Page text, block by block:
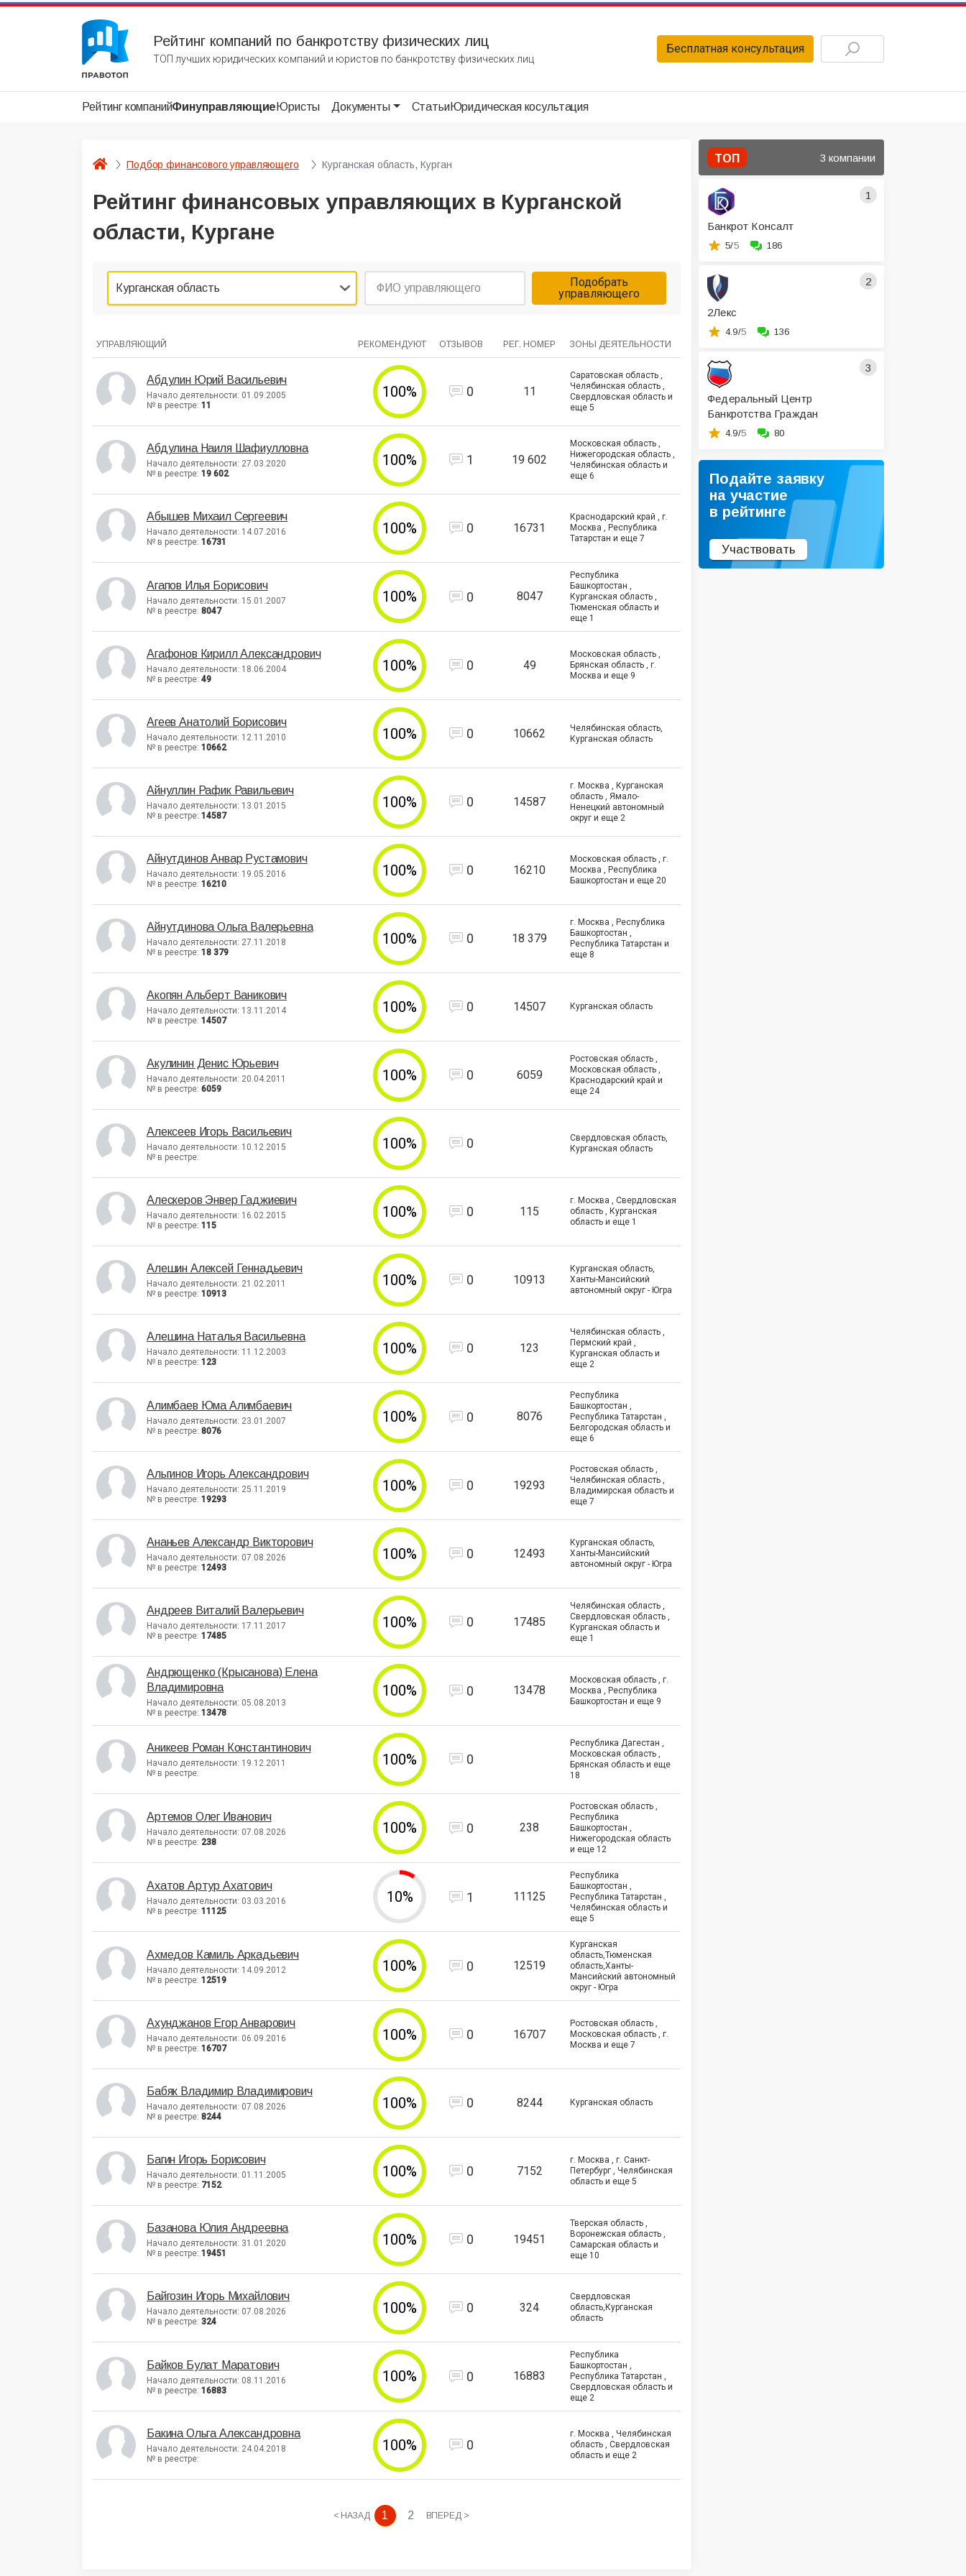
Рейтинг компаний по банкротству физических лиц
ТОП лучших юридических компаний и юристов по банкротству физических лиц
Бесплатная консультация
Рейтинг компанийФинуправляющие Юристы Документы СтатьиЮридическая косультация
Подбор финансового управляющего Курганская область, Курган
Рейтинг финансовых управляющих в Курганской
области, Кургане
Курганская область
Подобрать
управляющего
УПРАВЛЯЮЩИЙ РЕКОМЕНДУЮТ ОТЗЫВОВ РЕГ. НОМЕР ЗОНЫ ДЕЯТЕЛЬНОСТИ
Абдулин Юрий Васильевич
Начало деятельности: 01.09.2005
№ в реестре: 11
100% 0 11
Саратовская область ,
Челябинская область ,
Свердловская область и
еще 5
Абдулина Наиля Шафиулловна
Начало деятельности: 27.03.2020
№ в реестре: 19 602
100% 1 19 602
Московская область ,
Нижегородская область ,
Челябинская область и
еще 6
Абышев Михаил Сергеевич
Начало деятельности: 14.07.2016
№ в реестре: 16731
100% 0 16731
Краснодарский край , г.
Москва , Республика
Татарстан и еще 7
Агапов Илья Борисович
Начало деятельности: 15.01.2007
№ в реестре: 8047
100% 0 8047
Республика
Башкортостан ,
Курганская область ,
Тюменская область и
еще 1
Агафонов Кирилл Александрович
Начало деятельности: 18.06.2004
№ в реестре: 49
100% 0 49
Московская область ,
Брянская область , г.
Москва и еще 9
Агеев Анатолий Борисович
Начало деятельности: 12.11.2010
№ в реестре: 10662
100% 0 10662
Челябинская область,
Курганская область
Айнуллин Рафик Равильевич
Начало деятельности: 13.01.2015
№ в реестре: 14587
100% 0 14587
г. Москва , Курганская
область , Ямало-
Ненецкий автономный
округ и еще 2
Айнутдинов Анвар Рустамович
Начало деятельности: 19.05.2016
№ в реестре: 16210
100% 0 16210
Московская область , г.
Москва , Республика
Башкортостан и еще 20
Айнутдинова Ольга Валерьевна
Начало деятельности: 27.11.2018
№ в реестре: 18 379
100% 0 18 379
г. Москва , Республика
Башкортостан ,
Республика Татарстан и
еще 8
Акопян Альберт Ваникович
Начало деятельности: 13.11.2014
№ в реестре: 14507
100% 0 14507 Курганская область
Акулинин Денис Юрьевич
Начало деятельности: 20.04.2011
№ в реестре: 6059
100% 0 6059
Ростовская область ,
Московская область ,
Краснодарский край и
еще 24
Алексеев Игорь Васильевич
Начало деятельности: 10.12.2015
№ в реестре:
100% 0
Свердловская область,
Курганская область
Алескеров Энвер Гаджиевич
Начало деятельности: 16.02.2015
№ в реестре: 115
100% 0 115
г. Москва , Свердловская
область , Курганская
область и еще 1
Алешин Алексей Геннадьевич
Начало деятельности: 21.02.2011
№ в реестре: 10913
100% 0 10913
Курганская область,
Ханты-Мансийский
автономный округ - Югра
Алешина Наталья Васильевна
Начало деятельности: 11.12.2003
№ в реестре: 123
100% 0 123
Челябинская область ,
Пермский край ,
Курганская область и
еще 2
Алимбаев Юма Алимбаевич
Начало деятельности: 23.01.2007
№ в реестре: 8076
100% 0 8076
Республика
Башкортостан ,
Республика Татарстан ,
Белгородская область и
еще 6
Альгинов Игорь Александрович
Начало деятельности: 25.11.2019
№ в реестре: 19293
100% 0 19293
Ростовская область ,
Челябинская область ,
Владимирская область и
еще 7
Ананьев Александр Викторович
Начало деятельности: 07.08.2026
№ в реестре: 12493
100% 0 12493
Курганская область,
Ханты-Мансийский
автономный округ - Югра
Андреев Виталий Валерьевич
Начало деятельности: 17.11.2017
№ в реестре: 17485
100% 0 17485
Челябинская область ,
Свердловская область ,
Курганская область и
еще 1
Андрющенко (Крысанова) Елена
Владимировна
Начало деятельности: 05.08.2013
№ в реестре: 13478
100% 0 13478
Московская область , г.
Москва , Республика
Башкортостан и еще 9
Аникеев Роман Константинович
Начало деятельности: 19.12.2011
№ в реестре:
100% 0
Республика Дагестан ,
Московская область ,
Брянская область и еще
18
Артемов Олег Иванович
Начало деятельности: 07.08.2026
№ в реестре: 238
100% 0 238
Ростовская область ,
Республика
Башкортостан ,
Нижегородская область
и еще 12
Ахатов Артур Ахатович
Начало деятельности: 03.03.2016
№ в реестре: 11125
10% 1 11125
Республика
Башкортостан ,
Республика Татарстан ,
Челябинская область и
еще 5
Ахмедов Камиль Аркадьевич
Начало деятельности: 14.09.2012
№ в реестре: 12519
100% 0 12519
Курганская
область,Тюменская
область,Ханты-
Мансийский автономный
округ - Югра
Ахунджанов Егор Анварович
Начало деятельности: 06.09.2016
№ в реестре: 16707
100% 0 16707
Ростовская область ,
Московская область , г.
Москва и еще 7
Бабяк Владимир Владимирович
Начало деятельности: 07.08.2026
№ в реестре: 8244
100% 0 8244 Курганская область
Багин Игорь Борисович
Начало деятельности: 01.11.2005
№ в реестре: 7152
100% 0 7152
г. Москва , г. Санкт-
Петербург , Челябинская
область и еще 5
Базанова Юлия Андреевна
Начало деятельности: 31.01.2020
№ в реестре: 19451
100% 0 19451
Тверская область ,
Воронежская область ,
Самарская область и
еще 10
Байгозин Игорь Михайлович
Начало деятельности: 07.08.2026
№ в реестре: 324
100% 0 324
Свердловская
область,Курганская
область
Байков Булат Маратович
Начало деятельности: 08.11.2016
№ в реестре: 16883
100% 0 16883
Республика
Башкортостан ,
Республика Татарстан ,
Свердловская область и
еще 2
Бакина Ольга Александровна
Начало деятельности: 24.04.2018
№ в реестре:
100% 0
г. Москва , Челябинская
область , Свердловская
область и еще 2
< НАЗАД 1 2 ВПЕРЕД >
ТОП 3 компании
1
Банкрот Консалт
5/5 186
2
2Лекс
4.9/5 136
3
Федеральный Центр
Банкротства Граждан
4.9/5 80
Подайте заявку
на участие
в рейтинге
Участвовать